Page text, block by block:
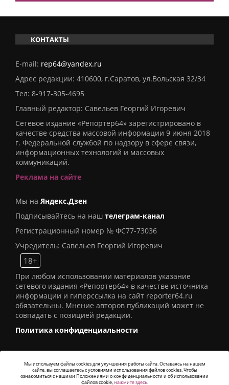
КОНТАКТЫ
E-mail: rep64@yandex.ru
Адрес редакции: 410600, г.Саратов, ул.Вольская 32/34
Тел: 8-917-305-4695
Главный редактор: Савельев Георгий Игоревич
Сетевое издание «Репортер64» зарегистрировано в
качестве средства массовой информации 9 июня 2018
г. Федеральной службой по надзору в сфере связи,
информационных технологий и массовых
коммуникаций.
Реклама на сайте
Мы на Яндекс.Дзен
Подписывайтесь на наш телеграм-канал
Регистрационный номер № ФС77-73036
Учредитель: Савельев Георгий Игоревич
18+
При любом использовании материалов указание
сетевого издания «Репортер64» в качестве источника
информации и гиперссылка на сайт reporter64.ru
обязательны. Мнение авторов публикаций может не
совпадать с позицией редакции.
Политика конфиденциальности
© 2016СИ «Репортер64». Все права защищены -
Alatis Studio
Мы используем файлы cookies для улучшения работы сайта. Оставаясь на нашем
сайте, вы соглашаетесь с условиями использования файлов cookies. Чтобы
ознакомиться с нашими Положениями о конфиденциальности и об использовании
файлов cookie,нажмите здесь.